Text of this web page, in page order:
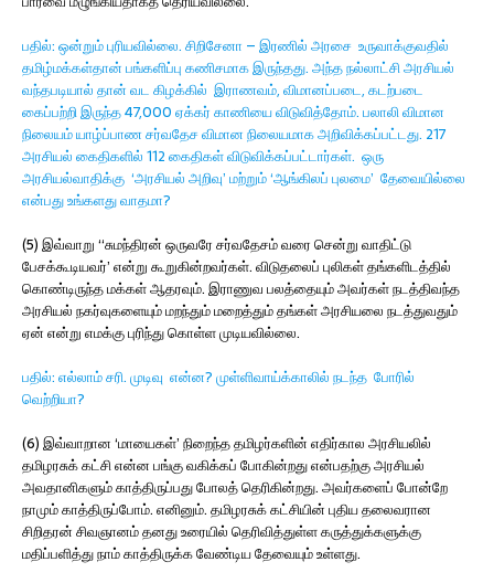
பதில்: ஒன்றும் புரியவில்லை. சிறிசேனா – இரணில் அரசை உருவாக்குவதில்
தமிழ்மக்கள்தான் பங்களிப்பு கணிசமாக இருந்தது. அந்த நல்லாட்சி அரசியல்
வந்தபடியால் தான் வட கிழக்கில் இராணவம், விமானப்படை, கடற்படை
கைப்பற்றி இருந்த 47,000 ஏக்கர் காணியை விடுவித்தோம். பலாலி விமான
நிலையம் யாழ்ப்பாண சர்வதேச விமான நிலையமாக அறிவிக்கப்பட்டது. 217
அரசியல் கைதிகளில் 112 கைதிகள் விடுவிக்கப்பட்டார்கள். ஒரு
அரசியல்வாதிக்கு ‘அரசியல் அறிவு’ மற்றும் ‘ஆங்கிலப் புலமை’ தேவையில்லை
என்பது உங்களது வாதமா?
(5) இவ்வாறு “சுமந்திரன் ஒருவரே சர்வதேசம் வரை சென்று வாதிட்டு
பேசக்கூடியவர்’ என்று கூறுகின்றவர்கள். விடுதலைப் புலிகள் தங்களிடத்தில்
கொண்டிருந்த மக்கள் ஆதரவும். இராணுவ பலத்தையும் அவர்கள் நடத்திவந்த
அரசியல் நகர்வுகளையும் மறந்தும் மறைத்தும் தங்கள் அரசியலை நடத்துவதும்
ஏன் என்று எமக்கு புரிந்து கொள்ள முடியவில்லை.
பதில்: எல்லாம் சரி. முடிவு என்ன? முள்ளிவாய்க்காலில் நடந்த போரில்
வெற்றியா?
(6) இவ்வாறான ‘மாயைகள்’ நிறைந்த தமிழர்களின் எதிர்கால அரசியலில்
தமிழரசுக் கட்சி என்ன பங்கு வகிக்கப் போகின்றது என்பதற்கு அரசியல்
அவதானிகளும் காத்திருப்பது போலத் தெரிகின்றது. அவர்களைப் போன்றே
நாமும் காத்திருப்போம். எனினும். தமிழரசுக் கட்சியின் புதிய தலைவரான
சிறிதரன் சிவஞானம் தனது உரையில் தெரிவித்துள்ள கருத்துக்களுக்கு
மதிப்பளித்து நாம் காத்திருக்க வேண்டிய தேவையும் உள்ளது.